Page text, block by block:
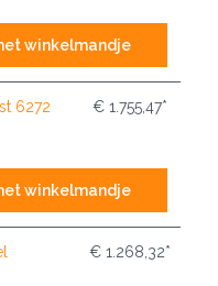
het winkelmandje
6272
€ 1.755,47*
het winkelmandje
€ 1.268,32*